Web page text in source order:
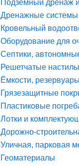
Подземный дренаж
Дренажные системы
Кровельный
Оборудование для
Септики,
Решетчатые
Ёмкости,
Грязезащитные
Пластиковые
Лотки и
Дорожно-
Уличная, парковая
Геоматериалы